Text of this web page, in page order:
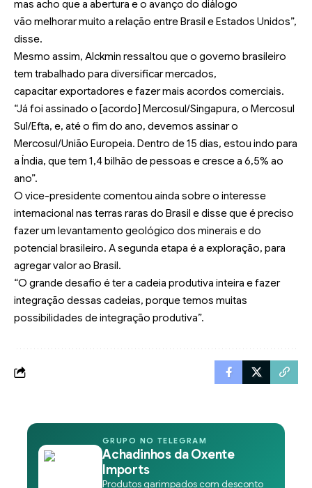
mas acho que a abertura e o avanço do diálogo
vão melhorar muito a relação entre Brasil e Estados Unidos”,
disse.
Mesmo assim, Alckmin ressaltou que o governo brasileiro
tem trabalhado para diversificar mercados,
capacitar exportadores e fazer mais acordos comerciais.
“Já foi assinado o [acordo] Mercosul/Singapura, o Mercosul
Sul/Efta, e, até o fim do ano, devemos assinar o
Mercosul/União Europeia. Dentro de 15 dias, estou indo para
a Índia, que tem 1,4 bilhão de pessoas e cresce a 6,5% ao
ano”.
O vice-presidente comentou ainda sobre o interesse
internacional nas terras raras do Brasil e disse que é preciso
fazer um levantamento geológico dos minerais e do
potencial brasileiro. A segunda etapa é a exploração, para
agregar valor ao Brasil.
“O grande desafio é ter a cadeia produtiva inteira e fazer
integração dessas cadeias, porque temos muitas
possibilidades de integração produtiva”.
GRUPO NO TELEGRAM
Achadinhos da Oxente
Imports
Produtos garimpados com desconto